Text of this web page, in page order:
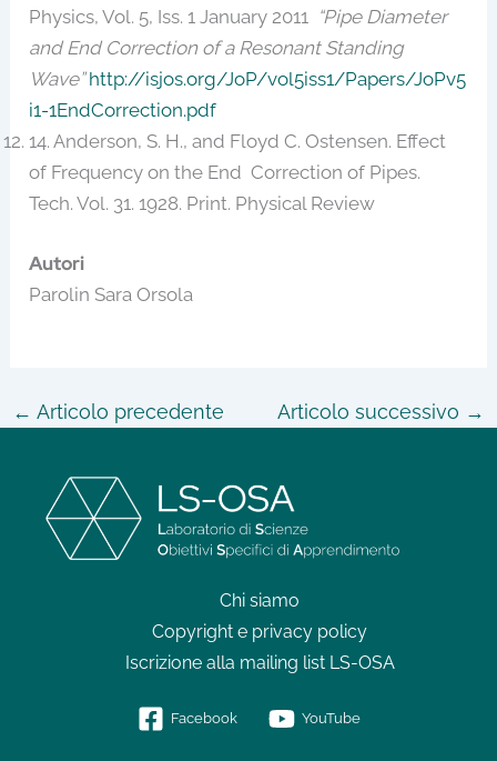
Physics, Vol. 5, Iss. 1 January 2011 “Pipe Diameter
and End Correction of a Resonant Standing
Wave” http://isjos.org/JoP/vol5iss1/Papers/JoPv5
i1-1EndCorrection.pdf
14. Anderson, S. H., and Floyd C. Ostensen. Effect
of Frequency on the End Correction of Pipes.
Tech. Vol. 31. 1928. Print. Physical Review
Autori
Parolin Sara Orsola
← Articolo precedente Articolo successivo →
Chi siamo
Copyright e privacy policy
Iscrizione alla mailing list LS-OSA
Facebook YouTube